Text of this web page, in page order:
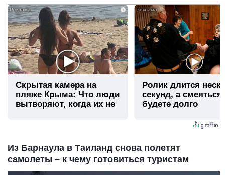
i
Скрытая камера на
пляже Крыма: Что люди
вытворяют, когда их не
Ролик длится
секунд, а
будете долго
Из Барнаула в Таиланд снова полетят
самолеты – к чему готовиться туристам